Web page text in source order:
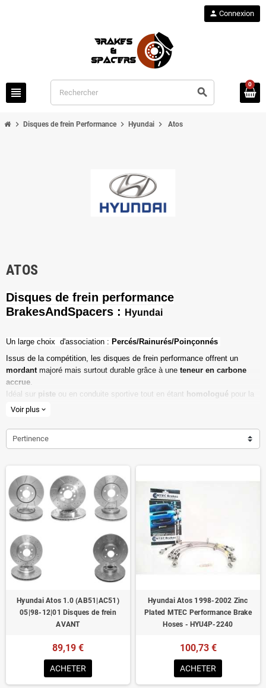
view_headline search
person Connexion
0
chevron_right Disques de frein Performance chevron_right Hyundai chevron_right Atos
ATOS
Disques de frein performance
BrakesAndSpacers :
Hyundai
Un l arge choix d'association : Percés/Rainurés/Poinçonnés
Issus de la compétition, les disques de frein performance offrent un
mordant majoré mais surtout durable grâce à une teneur en carbone
accrue.
Idéal sur piste ou en conduite sportive tout en étant homologué pour la
route ouverte.
Dimensions d'origine respectées
Installation en lieu et place.
Homologué pour le contrôle technique
Voir plus expand_more
Pertinence
Hyundai Atos 1.0 (AB51|AC51)
05|98-12|01 Disques de frein
AVANT
89,19 €
ACHETER
Hyundai Atos 1998-2002 Zinc
Plated MTEC Performance Brake
Hoses - HYU4P-2240
100,73 €
ACHETER